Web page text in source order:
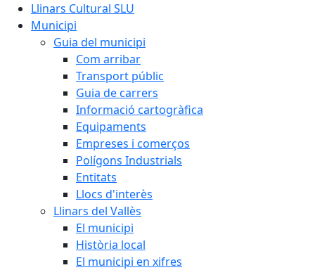
Llinars Cultural SLU
Municipi
Guia del municipi
Com arribar
Transport públic
Guia de carrers
Informació cartogràfica
Equipaments
Empreses i comerços
Polígons Industrials
Entitats
Llocs d'interès
Llinars del Vallès
El municipi
Història local
El municipi en xifres